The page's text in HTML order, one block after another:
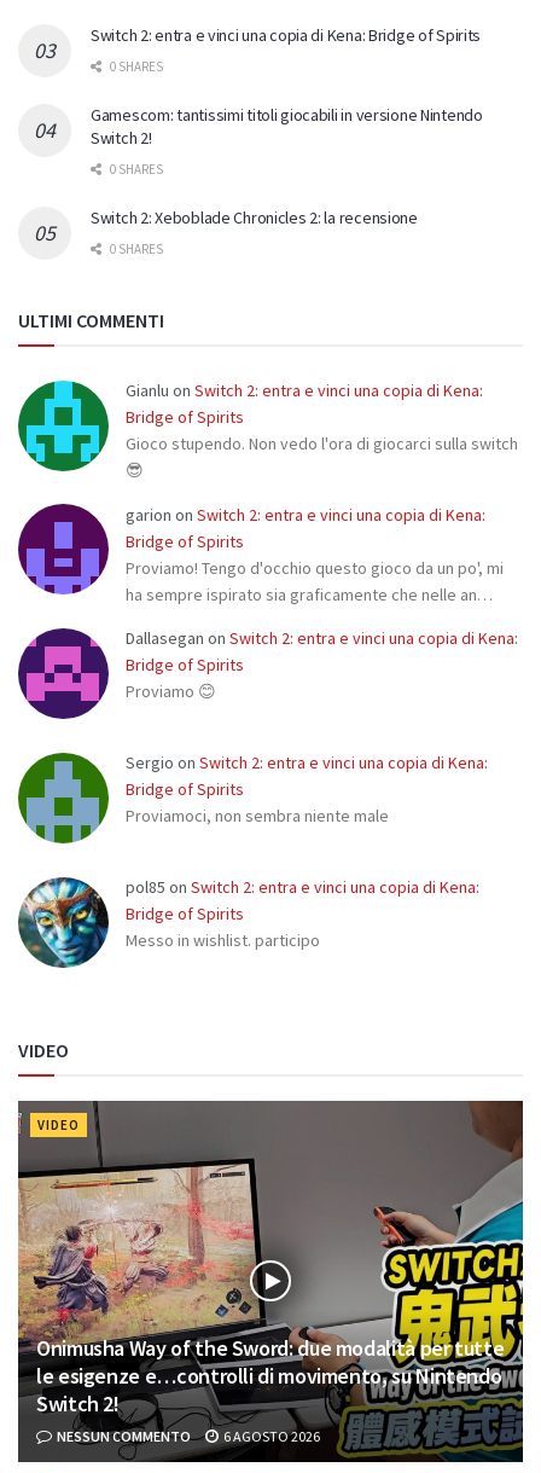
Switch 2: entra e vinci una copia di Kena: Bridge of Spirits
0 SHARES
Gamescom: tantissimi titoli giocabili in versione Nintendo
Switch 2!
0 SHARES
Switch 2: Xeboblade Chronicles 2: la recensione
0 SHARES
ULTIMI COMMENTI
Gianlu on Switch 2: entra e vinci una copia di Kena:
Bridge of Spirits
Gioco stupendo. Non vedo l'ora di giocarci sulla switch
😎
garion on Switch 2: entra e vinci una copia di Kena:
Bridge of Spirits
Proviamo! Tengo d'occhio questo gioco da un po', mi
ha sempre ispirato sia graficamente che nelle an…
Dallasegan on Switch 2: entra e vinci una copia di Kena:
Bridge of Spirits
Proviamo 😊
Sergio on Switch 2: entra e vinci una copia di Kena:
Bridge of Spirits
Proviamoci, non sembra niente male
pol85 on Switch 2: entra e vinci una copia di Kena:
Bridge of Spirits
Messo in wishlist. participo
VIDEO
VIDEO
Onimusha Way of the Sword: due modalità per tutte
le esigenze e…controlli di movimento, su Nintendo
Switch 2!
NESSUN COMMENTO 6 AGOSTO 2026